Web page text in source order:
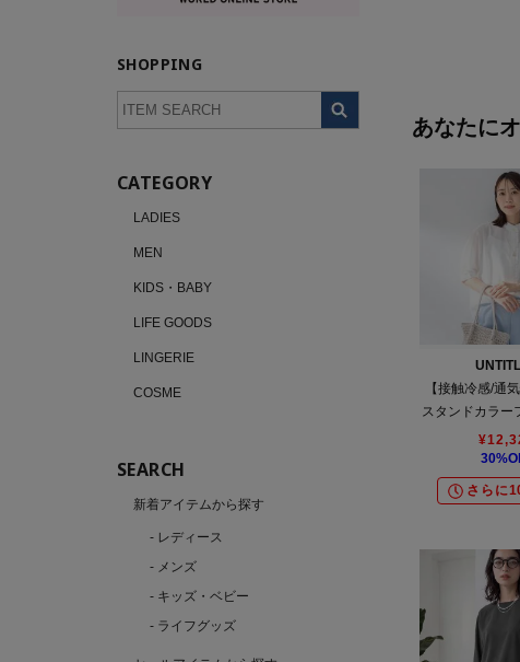
SHOPPING
CATEGORY
LADIES
MEN
KIDS・BABY
LIFE GOODS
LINGERIE
COSME
SEARCH
新着アイテムから探す
- レディース
- メンズ
- キッズ・ベビー
- ライフグッズ
あなたに
【接触冷感/通
スタンドカラー
ス
¥
30
さらに